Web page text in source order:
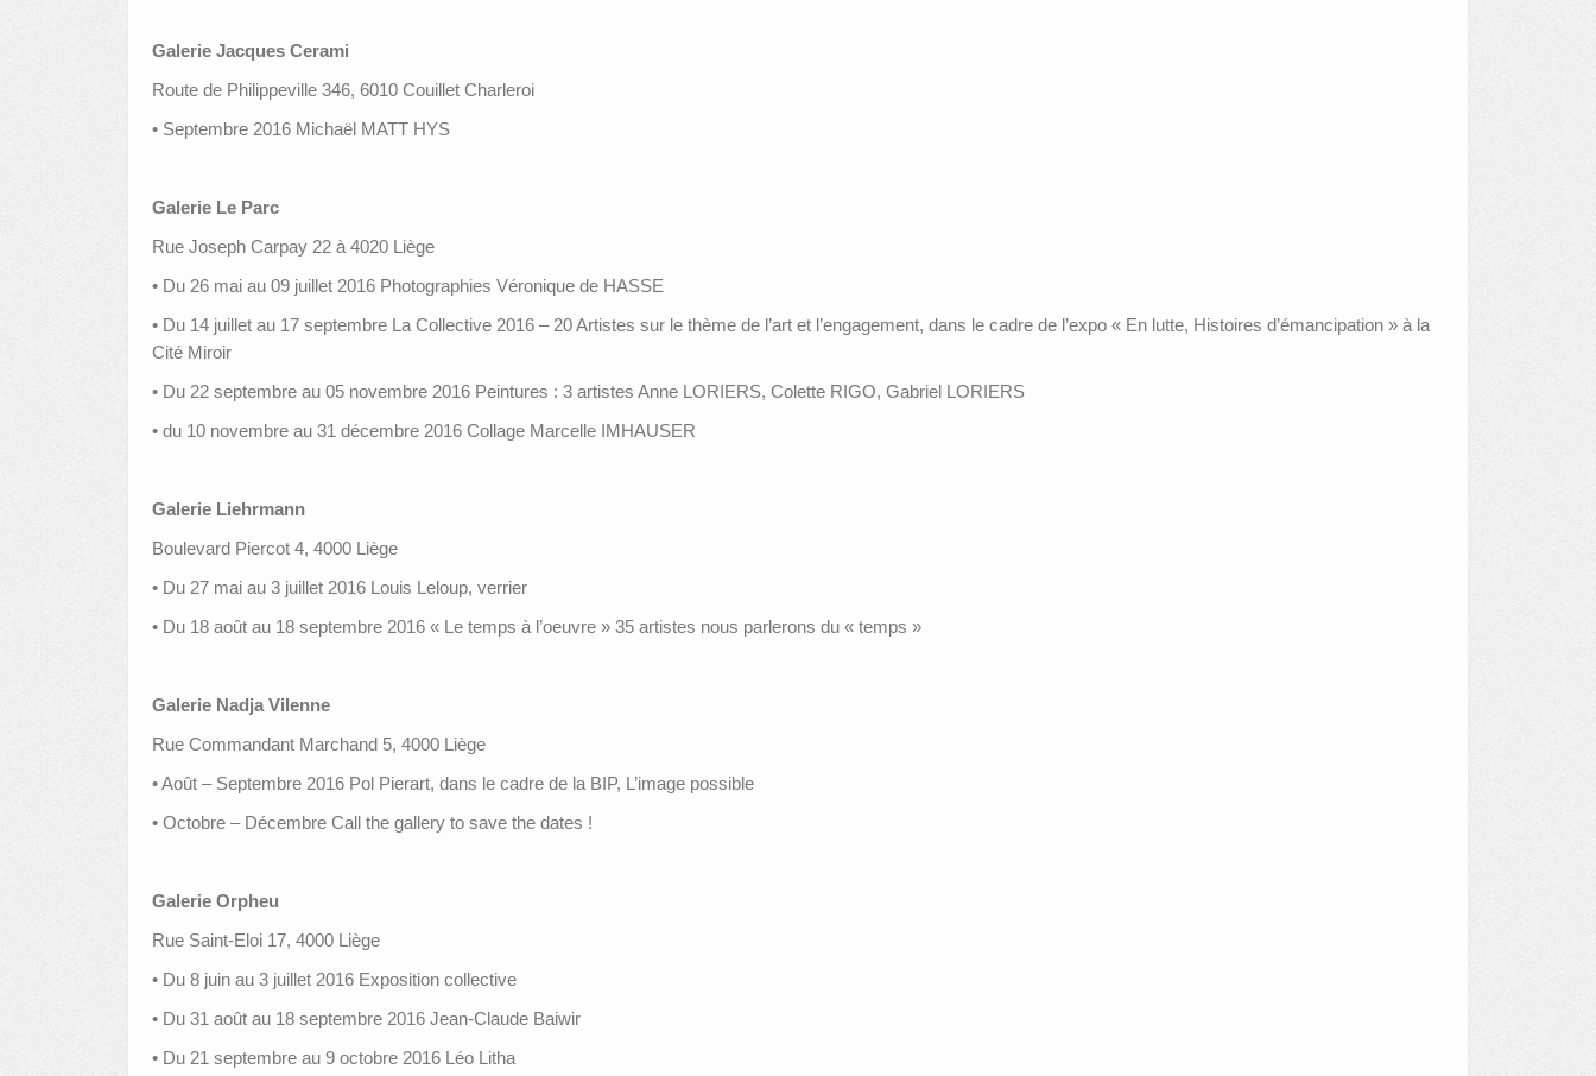
Galerie Jacques Cerami
Route de Philippeville 346, 6010 Couillet Charleroi
• Septembre 2016 Michaël MATT HYS
Galerie Le Parc
Rue Joseph Carpay 22 à 4020 Liège
• Du 26 mai au 09 juillet 2016 Photographies Véronique de HASSE
• Du 14 juillet au 17 septembre La Collective 2016 – 20 Artistes sur le thème de l’art et l’engagement, dans le cadre de l’expo « En lutte, Histoires d’émancipation » à la
Cité Miroir
• Du 22 septembre au 05 novembre 2016 Peintures : 3 artistes Anne LORIERS, Colette RIGO, Gabriel LORIERS
• du 10 novembre au 31 décembre 2016 Collage Marcelle IMHAUSER
Galerie Liehrmann
Boulevard Piercot 4, 4000 Liège
• Du 27 mai au 3 juillet 2016 Louis Leloup, verrier
• Du 18 août au 18 septembre 2016 « Le temps à l’oeuvre » 35 artistes nous parlerons du « temps »
Galerie Nadja Vilenne
Rue Commandant Marchand 5, 4000 Liège
• Août – Septembre 2016 Pol Pierart, dans le cadre de la BIP, L’image possible
• Octobre – Décembre Call the gallery to save the dates !
Galerie Orpheu
Rue Saint-Eloi 17, 4000 Liège
• Du 8 juin au 3 juillet 2016 Exposition collective
• Du 31 août au 18 septembre 2016 Jean-Claude Baiwir
• Du 21 septembre au 9 octobre 2016 Léo Litha